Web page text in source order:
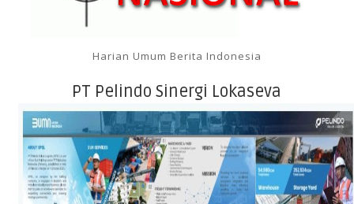
Harian Umum Berita Indonesia
PT Pelindo Sinergi Lokaseva